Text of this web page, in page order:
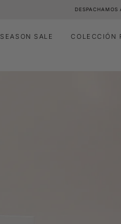
DESPACHAMOS
SEASON SALE COLECCIÓN